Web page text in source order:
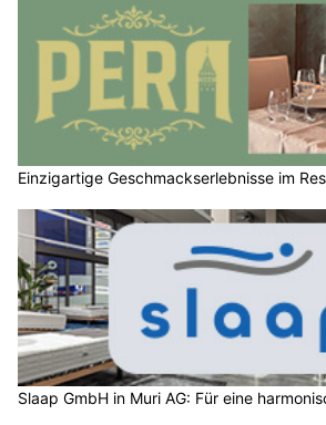
Einzigartige Geschmackserlebnisse im
Slaap GmbH in Muri AG: Für eine